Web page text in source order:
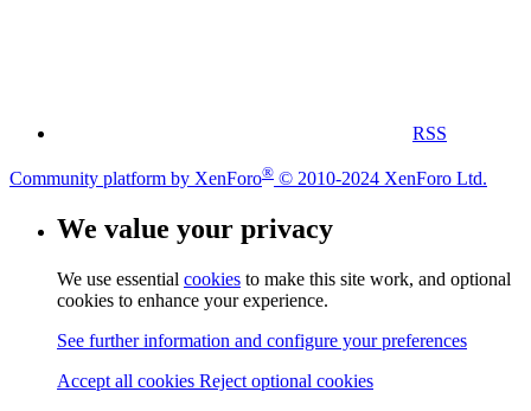
RSS
Community platform by XenForo® © 2010-2024 XenForo Ltd.
We value your privacy
We use essential cookies to make this site work, and optional
cookies to enhance your experience.
See further information and configure your preferences
Accept all cookies Reject optional cookies